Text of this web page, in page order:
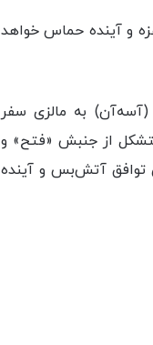
و آینده حماس خواهد
به مالزی سفر
از جنبش «فتح» و
توافق آتش‌بس و آینده